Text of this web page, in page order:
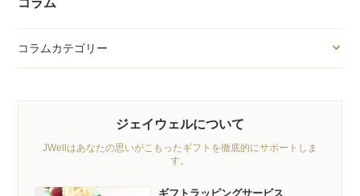
コラム
コラムカテゴリー
ジェイウェルについて
JWellはあなたの思いがこもったギフトを徹底的にサポートしま
す。
ギフトラッピングサービス